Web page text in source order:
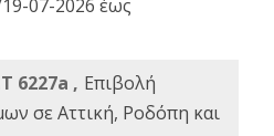
07-2026 έως
6227a , Επιβολή
σε Αττική, Ροδόπη και